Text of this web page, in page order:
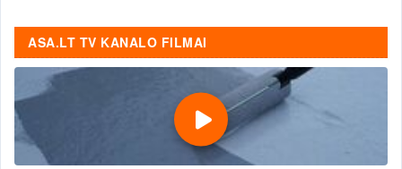
ASA.LT TV KANALO FILMAI